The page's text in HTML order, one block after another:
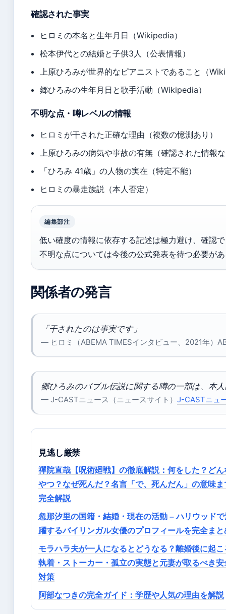
確認された事実
ヒロミの本名と生年月日（Wikipedia）
松本伊代との結婚と子供3人（公表情報）
上原ひろみが世界的なピアニストであること（
郷ひろみの生年月日と歌手活動（Wikipedia）
不明な点・噂レベルの情報
ヒロミが干された正確な理由（複数の憶測あり）
上原ひろみの病気や事故の有無（確認された情報
「ひろみ 41歳」の人物の実在（特定不能）
ヒロミの暴走族説（本人否定）
編集部注
低い確度の情報に依存する記述は極力避け、確認
不明な点については今後の公式発表を待つ必要が
関係者の発言
「干されたのは事実です」
— ヒロミ（ABEMA TIMESインタビュー、2021年）
郷ひろみのバブル伝説に関する噂の一部は、本
— J-CASTニュース（ニュースサイト） J-CASTニュ
見逃し厳禁
禪院直哉【呪術廻戦】の徹底解説：何をした？どん
やつ？なぜ死んだ？名言「で、死んだん」の意味ま
完全解説
忽那汐里の国籍・結婚・現在の活動 – ハリウッドで
躍するバイリンガル女優のプロフィールを完全まと
モラハラ夫が一人になるとどうなる？離婚後に起こ
執着・ストーカー・孤立の実態と元妻が取るべき安
対策
阿部なつきの完全ガイド：学歴や人気の理由を解説